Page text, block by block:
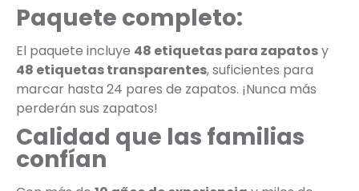
Paquete completo:
El paquete incluye 48 etiquetas para zapatosy
48 etiquetas transparentes, suficientes para
marcar hasta 24 pares de zapatos. ¡Nunca más
perderán sus zapatos!
Calidad que las familias
confían